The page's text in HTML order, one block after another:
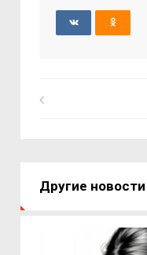
Другие